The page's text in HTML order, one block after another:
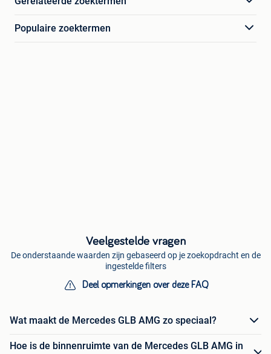
Populaire zoektermen
Veelgestelde vragen
De onderstaande waarden zijn gebaseerd op je zoekopdracht en de
ingestelde filters
Deel opmerkingen over deze FAQ
Wat maakt de Mercedes GLB AMG zo speciaal?
Hoe is de binnenruimte van de Mercedes GLB AMG in